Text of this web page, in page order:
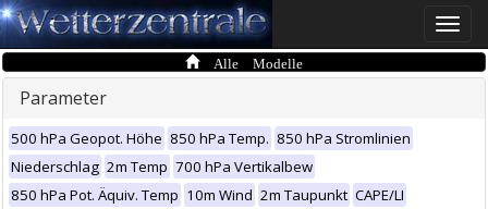
Toggle
Alle Modelle
Parameter
500 hPa Geopot. Höhe 850 hPa Temp. 850 hPa Stromlinien
Niederschlag 2m Temp 700 hPa Vertikalbew
850 hPa Pot. Äquiv. Temp 10m Wind 2m Taupunkt CAPE/LI